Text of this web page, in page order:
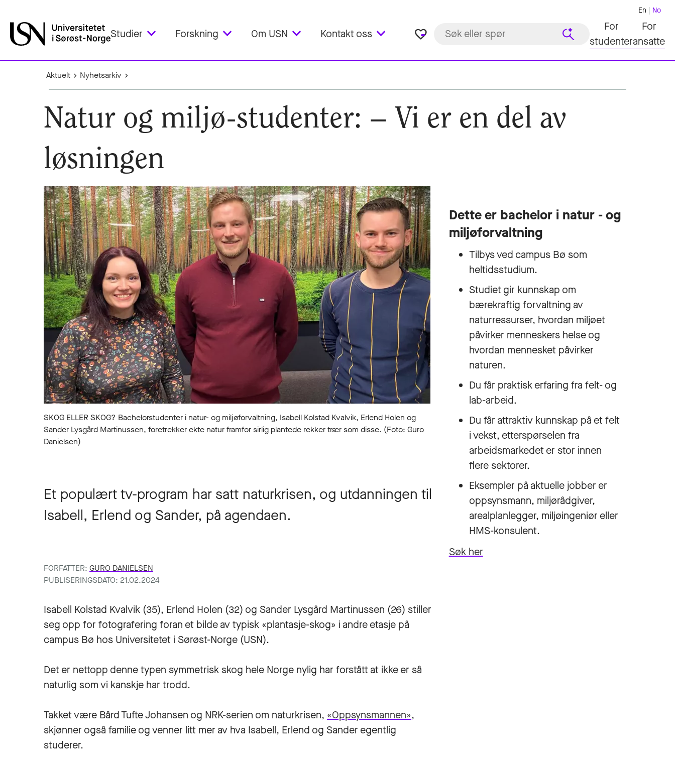
Studier Forskning Om USN Kontakt oss favorite_border
En No
For
studenter
For
ansatte
Aktuelt Nyhetsarkiv
Natur og miljø-studenter: – Vi er en del av
løsningen
SKOG ELLER SKOG? Bachelorstudenter i natur- og miljøforvaltning, Isabell Kolstad Kvalvik, Erlend Holen og
Sander Lysgård Martinussen, foretrekker ekte natur framfor sirlig plantede rekker trær som disse. (Foto: Guro
Danielsen)
Et populært tv-program har satt naturkrisen, og utdanningen til
Isabell, Erlend og Sander, på agendaen.
FORFATTER: GURO DANIELSEN
PUBLISERINGSDATO: 21.02.2024
Isabell Kolstad Kvalvik (35), Erlend Holen (32) og Sander Lysgård Martinussen (26) stiller
seg opp for fotografering foran et bilde av typisk «plantasje-skog» i andre etasje på
campus Bø hos Universitetet i Sørøst-Norge (USN).
Det er nettopp denne typen symmetrisk skog hele Norge nylig har forstått at ikke er så
naturlig som vi kanskje har trodd.
Takket være Bård Tufte Johansen og NRK-serien om naturkrisen, «Oppsynsmannen»,
skjønner også familie og venner litt mer av hva Isabell, Erlend og Sander egentlig
studerer.
Dette er bachelor i natur - og
miljøforvaltning
Tilbys ved campus Bø som
heltidsstudium.
Studiet gir kunnskap om
bærekraftig forvaltning av
naturressurser, hvordan miljøet
påvirker menneskers helse og
hvordan mennesket påvirker
naturen.
Du får praktisk erfaring fra felt- og
lab-arbeid.
Du får attraktiv kunnskap på et felt
i vekst, etterspørselen fra
arbeidsmarkedet er stor innen
flere sektorer.
Eksempler på aktuelle jobber er
oppsynsmann, miljørådgiver,
arealplanlegger, miljøingeniør eller
HMS-konsulent.
Søk her